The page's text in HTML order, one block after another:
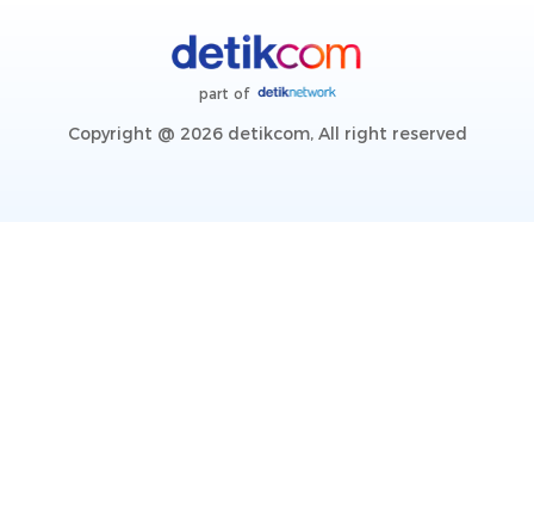
part of
Copyright @ 2026 detikcom, All right reserved